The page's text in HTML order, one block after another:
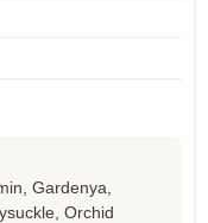
Gardenya,
Orchid